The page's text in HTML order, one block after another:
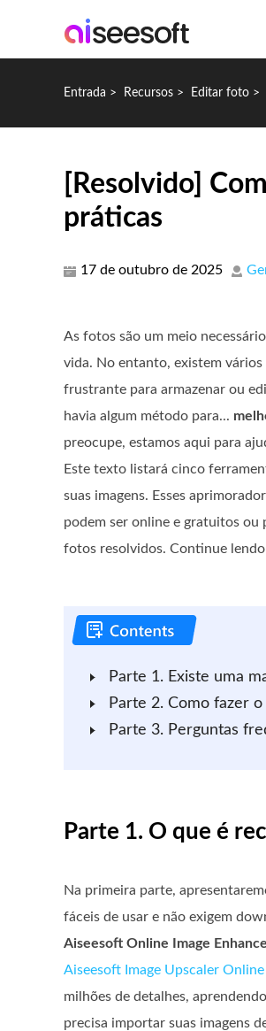
Entrada > Recursos > Editar foto >
[Resolvido]
práticas
17 de outubro de 2025
As fotos são um meio
vida. No entanto, existem
frustrante para armazenar ou
havia algum método para...
preocupe, estamos aqui para
Este texto listará cinco
suas imagens. Esses
podem ser online e gratuitos ou
fotos resolvidos. Continue
Parte 1. Existe uma
Parte 2. Como fazer
Parte 3. Perguntas
Parte 1. O que é
Na primeira parte,
fáceis de usar e não exigem
Aiseesoft Online Image
Aiseesoft Image Upscaler Online
milhões de detalhes,
precisa importar suas imagens